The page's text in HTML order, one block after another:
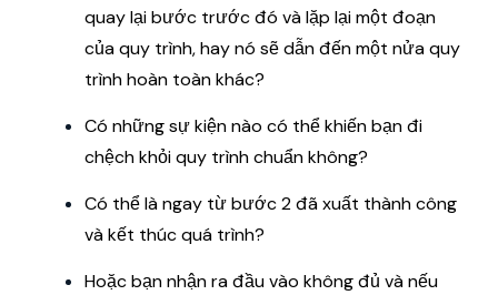
quay lại bước trước đó và lặp lại một đoạn
của quy trình, hay nó sẽ dẫn đến một nửa quy
trình hoàn toàn khác?
Có những sự kiện nào có thể khiến bạn đi
chệch khỏi quy trình chuẩn không?
Có thể là ngay từ bước 2 đã xuất thành công
và kết thúc quá trình?
Hoặc bạn nhận ra đầu vào không đủ và nếu